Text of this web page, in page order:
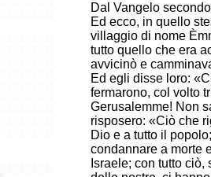
Dal Vangelo
Ed ecco, in quello
villaggio di nome
tutto quello che era
avvicinò e
Ed egli disse loro:
fermarono, col volto
Gerusalemme! Non
risposero: «Ciò che
Dio e a tutto il
condannare a morte
Israele; con tutto